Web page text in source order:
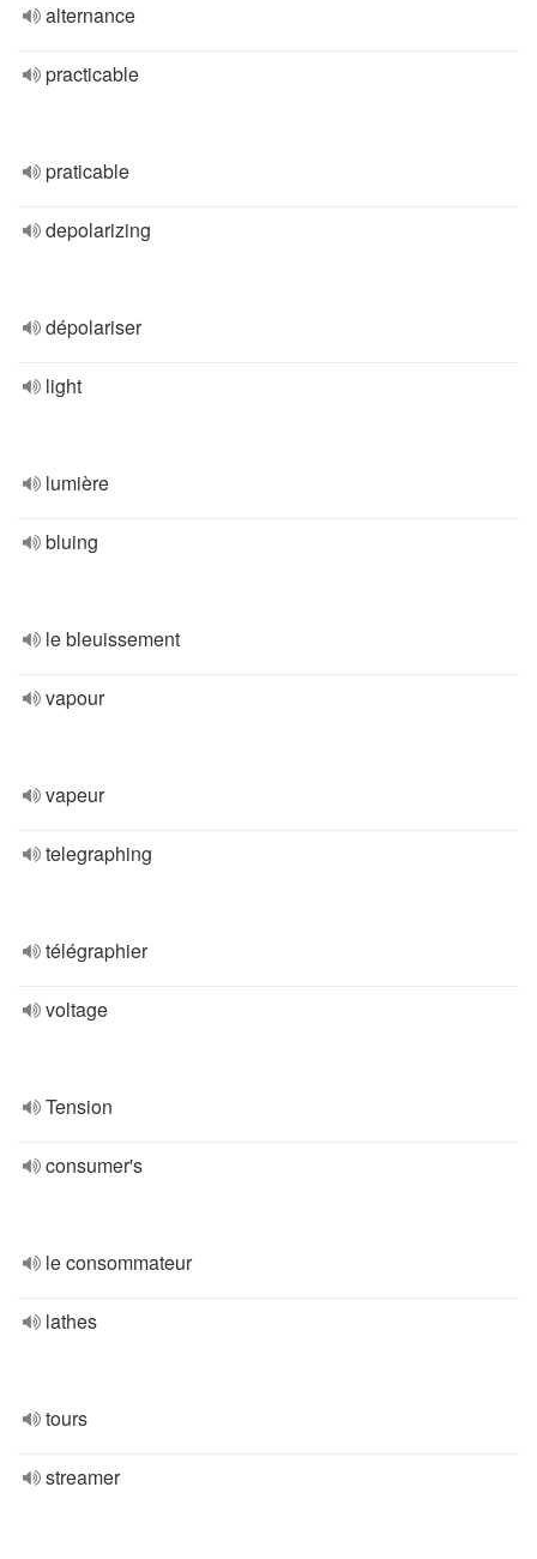
alternance
practicable
praticable
depolarizing
dépolariser
light
lumière
bluing
le bleuissement
vapour
vapeur
telegraphing
télégraphier
voltage
Tension
consumer's
le consommateur
lathes
tours
streamer